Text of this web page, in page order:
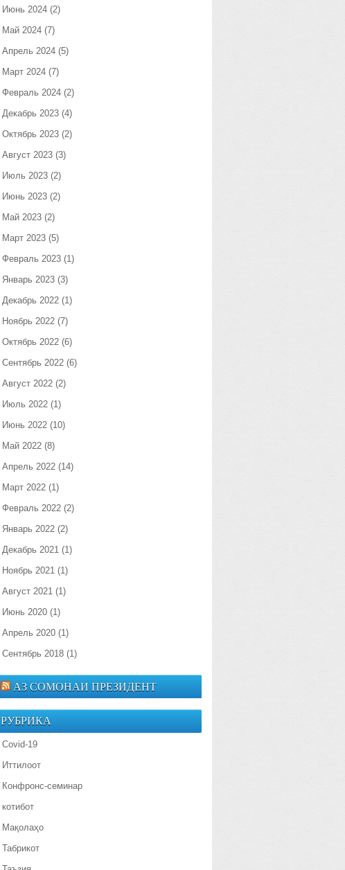
Июнь 2024 (2)
Май 2024 (7)
Апрель 2024 (5)
Март 2024 (7)
Февраль 2024 (2)
Декабрь 2023 (4)
Октябрь 2023 (2)
Август 2023 (3)
Июль 2023 (2)
Июнь 2023 (2)
Май 2023 (2)
Март 2023 (5)
Февраль 2023 (1)
Январь 2023 (3)
Декабрь 2022 (1)
Ноябрь 2022 (7)
Октябрь 2022 (6)
Сентябрь 2022 (6)
Август 2022 (2)
Июль 2022 (1)
Июнь 2022 (10)
Май 2022 (8)
Апрель 2022 (14)
Март 2022 (1)
Февраль 2022 (2)
Январь 2022 (2)
Декабрь 2021 (1)
Ноябрь 2021 (1)
Август 2021 (1)
Июнь 2020 (1)
Апрель 2020 (1)
Сентябрь 2018 (1)
АЗ СОМОНАИ ПРЕЗИДЕНТ
РУБРИКА
Covid-19
Иттилоот
Конфронс-семинар
котибот
Мақолаҳо
Табрикот